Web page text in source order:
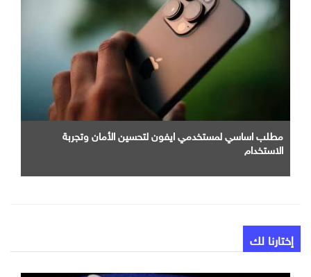
مطلب اساسي لمستخدمي ايفون لتحسين الأمان وتجربة
الاستخدام
إختارنا لك